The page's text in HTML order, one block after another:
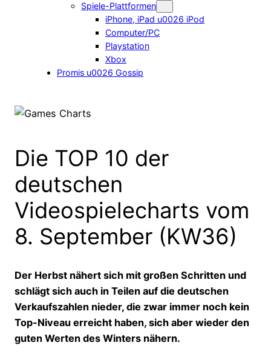
Spiele-Plattformen
iPhone, iPad u0026 iPod
Computer/PC
Playstation
Xbox
Promis u0026 Gossip
Die TOP 10 der
deutschen
Videospielecharts vom
8. September (KW36)
Der Herbst nähert sich mit großen Schritten und
schlägt sich auch in Teilen auf die deutschen
Verkaufszahlen nieder, die zwar immer noch kein
Top-Niveau erreicht haben, sich aber wieder den
guten Werten des Winters nähern.